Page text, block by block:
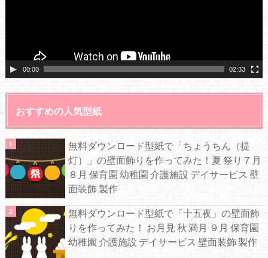
00:00 02:33
おすすめの人気型紙
無料ダウンロード型紙で「ちょうちん（提
灯）」の壁面飾りを作ってみた！夏 祭り７月
８月 保育園 幼稚園 介護施設 デイサービス 壁
面装飾 製作
無料ダウンロード型紙で「十五夜」の壁面飾
りを作ってみた！ お月見 秋 満月 ９月 保育園
幼稚園 介護施設 デイサービス 壁面装飾 製作